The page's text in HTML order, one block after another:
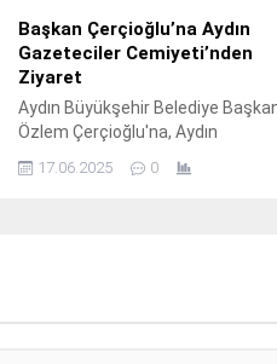
Başkan Çerçioğlu’na Aydın
Gazeteciler Cemiyeti’nden
Ziyaret
Aydın Büyükşehir Belediye
Özlem Çerçioğlu'na, Aydın
Kurulu Başkanı Naci Eriş ve
17.06.2025 0